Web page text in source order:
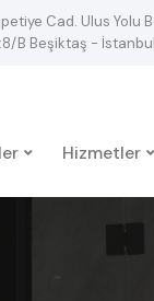
Cad. Ulus Yolu
B Beşiktaş - İstanbul
Hizmetler